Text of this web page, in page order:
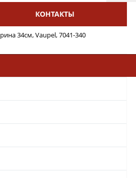
КОНТАКТЫ
34см, Vaupel, 7041-340